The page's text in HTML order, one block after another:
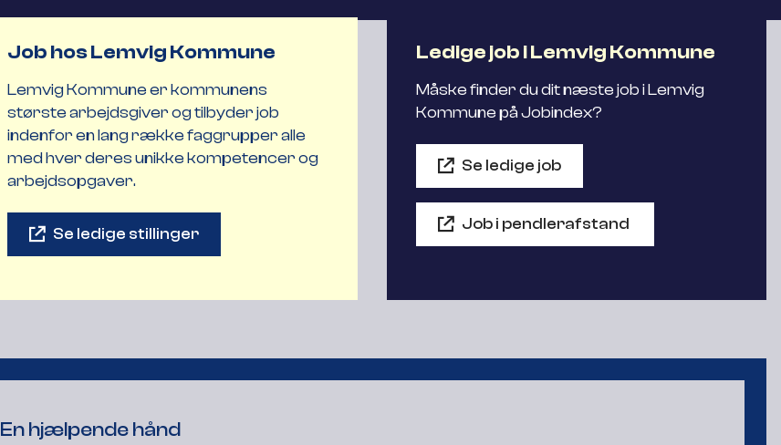
Job hos Lemvig Kommune
Lemvig Kommune er kommunens
største arbejdsgiver og tilbyder job
indenfor en lang række faggrupper alle
med hver deres unikke kompetencer og
arbejdsopgaver.
Se ledige stillinger
Ledige job i Lemvig Kommune
Måske finder du dit næste job i Lemvig
Kommune på Jobindex?
Se ledige job
Job i pendlerafstand
En hjælpende hånd